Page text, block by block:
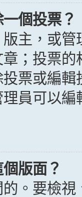
個投票？
主，或
；投票
票或編
員可以
版面？
。要檢